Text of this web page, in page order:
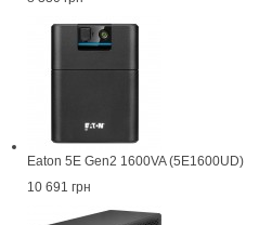
Eaton 5E Gen2 1600VA (5E1600UD)
10 691 грн